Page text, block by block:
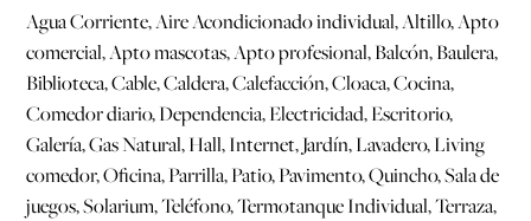
Agua Corriente, Aire Acondicionado individual, Altillo, Apto
comercial, Apto mascotas, Apto profesional, Balcón, Baulera,
Biblioteca, Cable, Caldera, Calefacción, Cloaca, Cocina,
Comedor diario, Dependencia, Electricidad, Escritorio,
Galería, Gas Natural, Hall, Internet, Jardín, Lavadero, Living
comedor, Oficina, Parrilla, Patio, Pavimento, Quincho, Sala de
juegos, Solarium, Teléfono, Termotanque Individual, Terraza,